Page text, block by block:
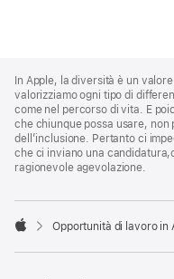
Footer
In Apple, la diversità è un
valorizziamo ogni tipo di
come nel percorso di vita. E
che chiunque possa usare,
dell’inclusione. Pertanto ci
che ci inviano una
ragionevole agevolazione.

Opportunità di lavoro in